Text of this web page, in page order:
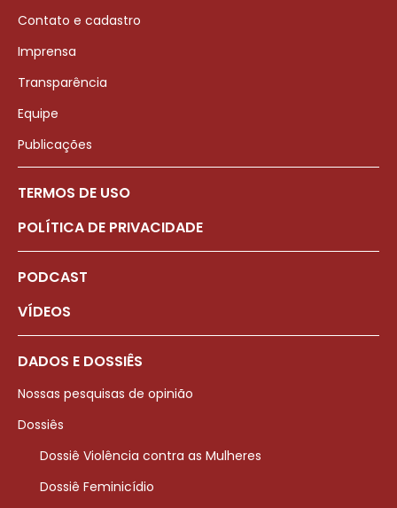
Contato e cadastro
Imprensa
Transparência
Equipe
Publicações
TERMOS DE USO
POLÍTICA DE PRIVACIDADE
PODCAST
VÍDEOS
DADOS E DOSSIÊS
Nossas pesquisas de opinião
Dossiês
Dossiê Violência contra as Mulheres
Dossiê Feminicídio